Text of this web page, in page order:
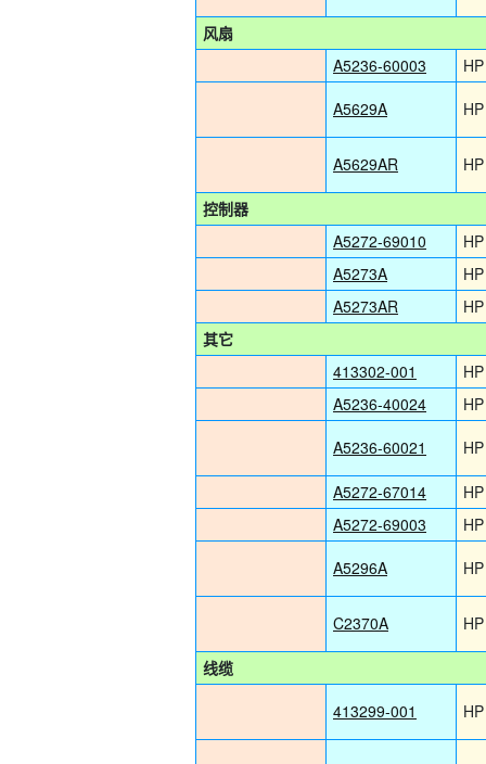
风扇
A5236-60003
HP
A5629A
HP
A5629AR HP
控制器
A5272-69010
HP
A5273A
HP
A5273AR
HP
其它
413302-001
HP
A5236-40024
HP
A5236-60021
HP
A5272-67014
HP
A5272-69003
HP
A5296A
HP
C2370A HP
线缆
413299-001
HP